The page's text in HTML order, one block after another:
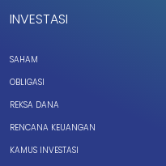
INVESTASI
SAHAM
OBLIGASI
REKSA DANA
RENCANA KEUANGAN
KAMUS INVESTASI